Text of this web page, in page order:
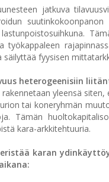
jatkuva
fyysisen
heterogeenisiin
yleensä
tai koneryhmän
Tämän
kara-arkkitehtuuria.
karan